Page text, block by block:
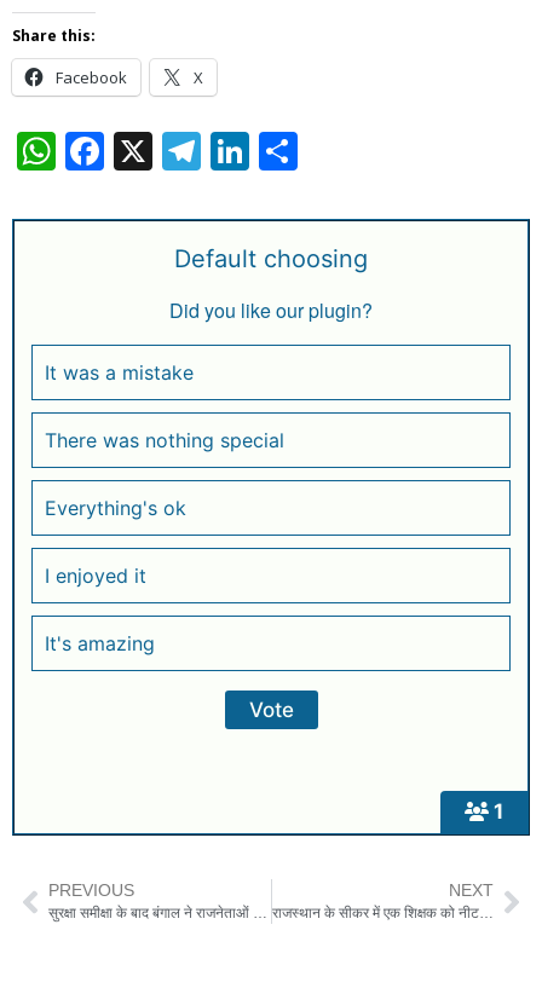
Share this:
Facebook X
W
at
p
p
F
c
o
o
k
X T
e
g
ra
m
Li
k
e
dI
n
ar
e
1
Default choosing
Did you like our plugin?
It was a mistake
There was nothing special
Everything's ok
I enjoyed it
It's amazing
PREVIOUS
सुरक्षा समीक्षा के बाद बंगाल ने राजनेताओं और अधिकारियों की सुरक्षा कम कर दी
NEXT
राजस्थान के सीकर में एक शिक्षक को नीट पेपर लीक का पता कैसे चला?